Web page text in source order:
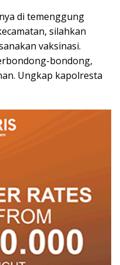
di temenggung
silahkan
vaksinasi.
bondong,
Ungkap kapolresta